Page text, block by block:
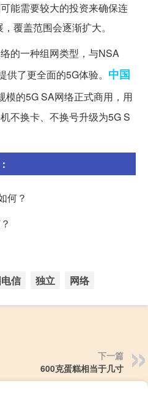
能需要较大的投资来确保连
覆盖范围会逐渐扩大。
的一种组网类型，与NSA
供了更全面的5G体验。 中国
模的5G SA网络正式商用，用
不换卡、不换号升级为5G S
何？
信 独立 网络
下一篇
600克蛋糕相当于几寸